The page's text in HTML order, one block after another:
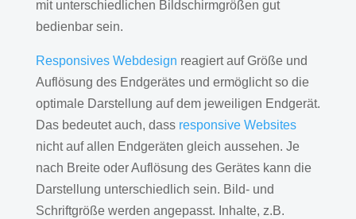
mit unterschiedlichen Bildschirmgrößen gut
bedienbar sein.
Responsives Webdesign reagiert auf Größe und
Auflösung des Endgerätes und ermöglicht so die
optimale Darstellung auf dem jeweiligen Endgerät.
Das bedeutet auch, dass responsive Websites
nicht auf allen Endgeräten gleich aussehen. Je
nach Breite oder Auflösung des Gerätes kann die
Darstellung unterschiedlich sein. Bild- und
Schriftgröße werden angepasst. Inhalte, z.B.